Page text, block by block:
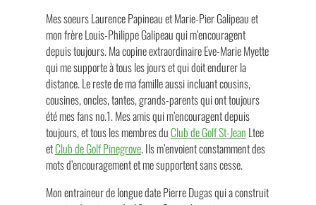
Mes soeurs Laurence Papineau et Marie-Pier Galipeau et
mon frère Louis-Philippe Galipeau qui m’encouragent
depuis toujours. Ma copine extraordinaire Eve-Marie Myette
qui me supporte à tous les jours et qui doit endurer la
distance. Le reste de ma famille aussi incluant cousins,
cousines, oncles, tantes, grands-parents qui ont toujours
été mes fans no.1. Mes amis qui m’encouragent depuis
toujours, et tous les membres duClub de Golf St-Jean Ltee
etClub de Golf Pinegrove. Ils m’envoient constamment des
mots d’encouragement et me supportent sans cesse.
Mon entraineur de longue date Pierre Dugas qui a construit